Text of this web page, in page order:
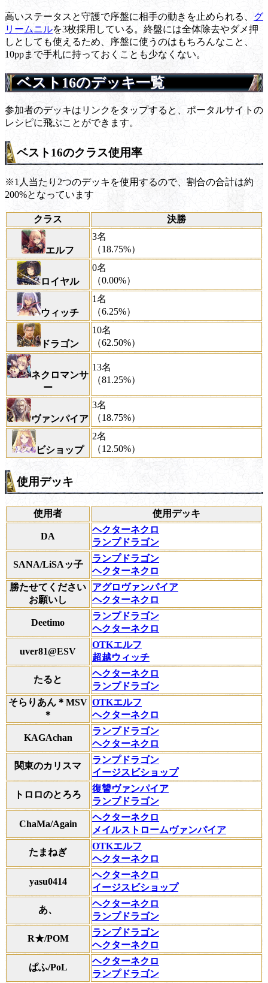
高いステータスと守護で序盤に相手の動きを止められる、 グ
リームニルを3枚採用している。終盤には全体除去やダメ押
しとしても使えるため、序盤に使うのはもちろんなこと、
10ppまで手札に持っておくことも少なくない。
ベスト16のデッキ一覧
参加者のデッキはリンクをタップすると、ポータルサイトの
レシピに飛ぶことができます。
ベスト16のクラス使用率
※1人当たり2つのデッキを使用するので、割合の合計は約
200%となっています
クラス 決勝
エルフ
3名
（18.75%）
ロイヤル
0名
（0.00%）
ウィッチ
1名
（6.25%）
ドラゴン
10名
（62.50%）
ネクロマンサ
ー
13名
（81.25%）
ヴァンパイア
3名
（18.75%）
ビショップ
2名
（12.50%）
使用デッキ
使用者 使用デッキ
DA
ヘクターネクロ
ランプドラゴン
SANA/LiSAッ子
ランプドラゴン
ヘクターネクロ
勝たせてください
お願いし
アグロヴァンパイア
ヘクターネクロ
Deetimo
ランプドラゴン
ヘクターネクロ
uver81@ESV
OTKエルフ
超越ウィッチ
たると
ヘクターネクロ
ランプドラゴン
そらりあん＊MSV
＊
OTKエルフ
ヘクターネクロ
KAGAchan
ランプドラゴン
ヘクターネクロ
関東のカリスマ
ランプドラゴン
イージスビショップ
トロロのとろろ
復讐ヴァンパイア
ランプドラゴン
ChaMa/Again
ヘクターネクロ
メイルストロームヴァンパイア
たまねぎ
OTKエルフ
ヘクターネクロ
yasu0414
ヘクターネクロ
イージスビショップ
あ、
ヘクターネクロ
ランプドラゴン
R★/POM
ランプドラゴン
ヘクターネクロ
ぱふ/PoL
ヘクターネクロ
ランプドラゴン